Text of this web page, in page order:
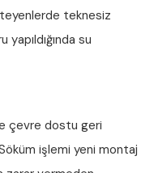
teknesiz
su
çevre dostu geri
işlemi yeni montaj